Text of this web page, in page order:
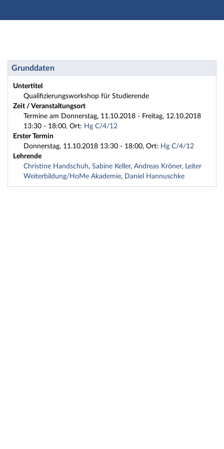
Hauptnavigation
Fußzeile
Workshop: 2018HA2 - 65 BASISSCHULUNG FÜR
Grunddaten
Untertitel
Qualifizierungsworkshop für Studierende
Zeit / Veranstaltungsort
Termine am Donnerstag, 11.10.2018 - Freitag, 12.10.2018
13:30 - 18:00, Ort: Hg C/4/12
Erster Termin
Donnerstag, 11.10.2018 13:30 - 18:00, Ort: Hg C/4/12
Lehrende
Christine Handschuh, Sabine Keller, Andreas Kröner, Leiter
Weiterbildung/HoMe Akademie, Daniel Hannuschke